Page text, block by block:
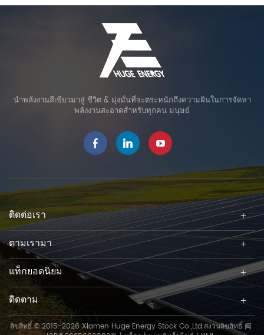
นำพลังงานสีเขียวมาสู่ ชีวิต & มุ่งมั่นที่จะตระหนักถึงความฝันในการจัดหา
พลังงานสะอาดสำหรับทุกคน มนุษย์
ติดต่อเรา
ตามเรามา
แท็กยอดนิยม
ติดตาม
ลิขสิทธิ์ © 2015-2026 Xiamen Huge Energy Stock Co.,Ltd.สงวนลิขสิทธิ์ 闽